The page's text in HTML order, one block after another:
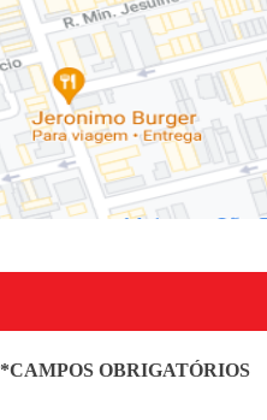
*CAMPOS OBRIGATÓRIOS